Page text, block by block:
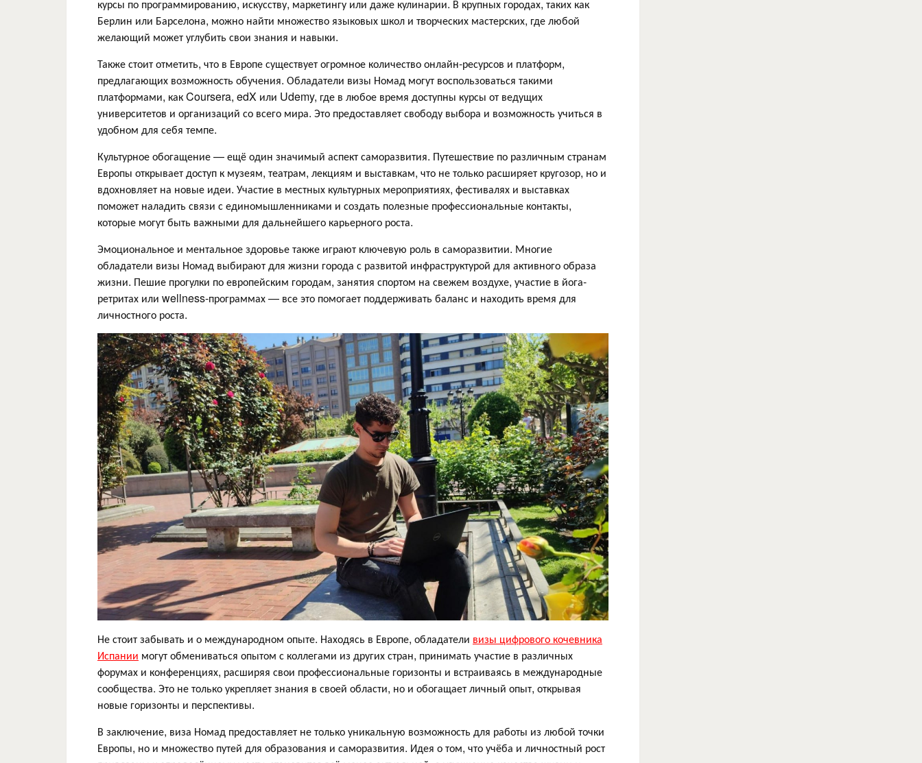
курсы по программированию, искусству, маркетингу или даже кулинарии. В крупных городах, таких как
Берлин или Барселона, можно найти множество языковых школ и творческих мастерских, где любой
желающий может углубить свои знания и навыки.
Также стоит отметить, что в Европе существует огромное количество онлайн-ресурсов и платформ,
предлагающих возможность обучения. Обладатели визы Номад могут воспользоваться такими
платформами, как Coursera, edX или Udemy, где в любое время доступны курсы от ведущих
университетов и организаций со всего мира. Это предоставляет свободу выбора и возможность учиться в
удобном для себя темпе.
Культурное обогащение — ещё один значимый аспект саморазвития. Путешествие по различным странам
Европы открывает доступ к музеям, театрам, лекциям и выставкам, что не только расширяет кругозор, но и
вдохновляет на новые идеи. Участие в местных культурных мероприятиях, фестивалях и выставках
поможет наладить связи с единомышленниками и создать полезные профессиональные контакты,
которые могут быть важными для дальнейшего карьерного роста.
Эмоциональное и ментальное здоровье также играют ключевую роль в саморазвитии. Многие
обладатели визы Номад выбирают для жизни города с развитой инфраструктурой для активного образа
жизни. Пешие прогулки по европейским городам, занятия спортом на свежем воздухе, участие в йога-
ретритах или wellness-программах — все это помогает поддерживать баланс и находить время для
личностного роста.
Не стоит забывать и о международном опыте. Находясь в Европе, обладатели визы цифрового кочевника
Испании могут обмениваться опытом с коллегами из других стран, принимать участие в различных
форумах и конференциях, расширяя свои профессиональные горизонты и встраиваясь в международные
сообщества. Это не только укрепляет знания в своей области, но и обогащает личный опыт, открывая
новые горизонты и перспективы.
В заключение, виза Номад предоставляет не только уникальную возможность для работы из любой точки
Европы, но и множество путей для образования и саморазвития. Идея о том, что учёба и личностный рост